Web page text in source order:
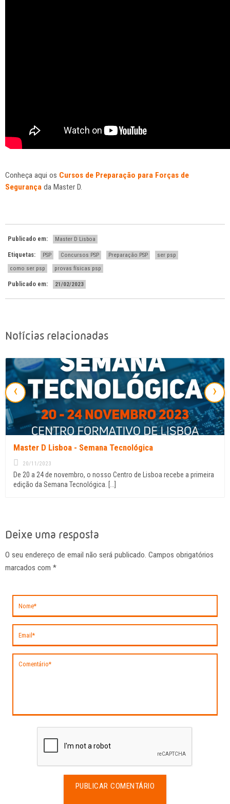
Conheça aqui os Cursos de Preparação para Forças de
Segurança da Master D.
Publicado em: Master D Lisboa
Etiquetas: PSP Concursos PSP Preparação PSP
ser psp
como ser psp
provas físicas psp
Publicado em: 21/02/2023
Notícias relacionadas
Master D Lisboa - Semana Tecnológica
20/11/2023
De 20 a 24 de novembro, o nosso Centro de Lisboa recebe a primeira
‹ ›
Deixe uma resposta
O seu endereço de email não será publicado. Campos obrigatórios
marcados com *